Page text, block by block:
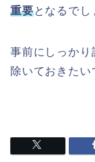
重要となるでし
事前にしっかり
除いておきたい